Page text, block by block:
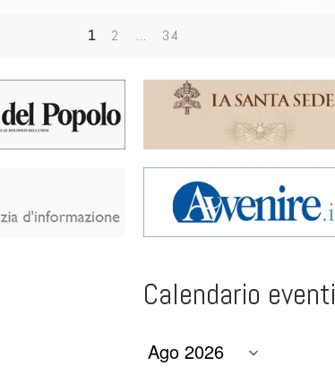
1 2 … 34
Calendario eventi